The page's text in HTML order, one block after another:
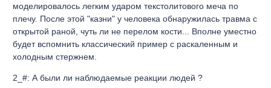
моделировалось легким ударом текстолитового меча по
плечу. После этой "казни" у человека обнаружилась травма с
открытой раной, чуть ли не перелом кости... Вполне уместно
будет вспомнить классический пример с раскаленным и
холодным стержнем.
2_#: А были ли наблюдаемые реакции людей ?